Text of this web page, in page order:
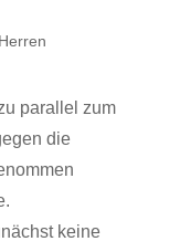
Herren
parallel zum
die
keine